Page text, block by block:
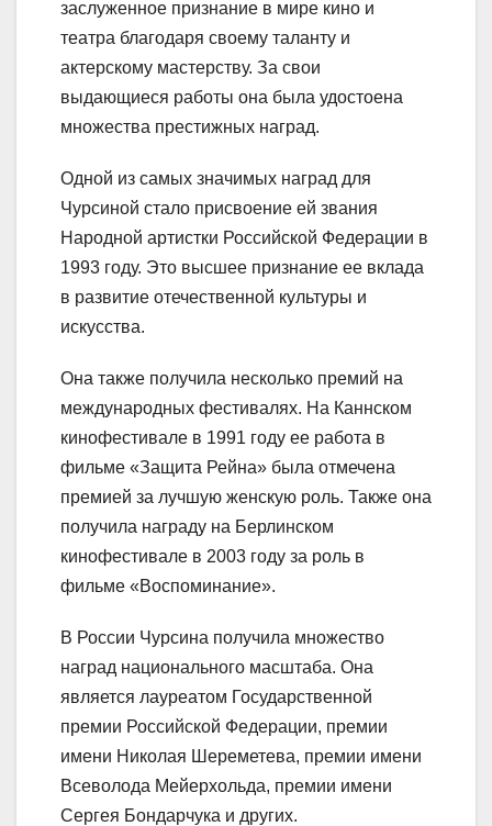
заслуженное признание в мире кино и
театра благодаря своему таланту и
актерскому мастерству. За свои
выдающиеся работы она была удостоена
множества престижных наград.
Одной из самых значимых наград для
Чурсиной стало присвоение ей звания
Народной артистки Российской Федерации в
1993 году. Это высшее признание ее вклада
в развитие отечественной культуры и
искусства.
Она также получила несколько премий на
международных фестивалях. На Каннском
кинофестивале в 1991 году ее работа в
фильме «Защита Рейна» была отмечена
премией за лучшую женскую роль. Также она
получила награду на Берлинском
кинофестивале в 2003 году за роль в
фильме «Воспоминание».
В России Чурсина получила множество
наград национального масштаба. Она
является лауреатом Государственной
премии Российской Федерации, премии
имени Николая Шереметева, премии имени
Всеволода Мейерхольда, премии имени
Сергея Бондарчука и других.